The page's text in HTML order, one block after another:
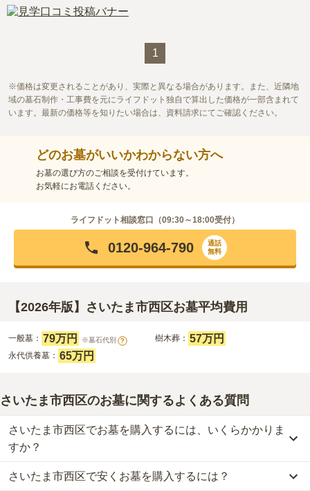
す。 宗旨・宗派は浄土真宗となっています。 境内には法要ので
きる施設があります。法要後に短い距離でお墓参りをしたいと考
口コミ評価
1
価格は変更されることがあり、実際と異なる場合があります。また、近隣地
域の墓石制作・工事費を元にライフドット独自で算出した価格が一部含まれて
います。最新の価格等を知りたい場合は、資料請求にてご確認ください。
どのお墓がいいかわからない方へ
お墓の選び方のご相談を受付けています。
お気軽にお電話ください。
ライフドット相談窓口（09:30～18:00受付）
0120-964-790
通話
無料
【2026年版】さいたま市西区お墓平均費用
一般墓： 79万円 ※墓石代別 ? 樹木葬： 57万円
永代供養墓： 65万円
さいたま市西区のお墓に関するよくある質問
さいたま市西区でお墓を購入するには、いくらかかりま
すか？
さいたま市西区での購入費用の目安は、一般墓が約246万円、樹木
さいたま市西区で安くお墓を購入するには？